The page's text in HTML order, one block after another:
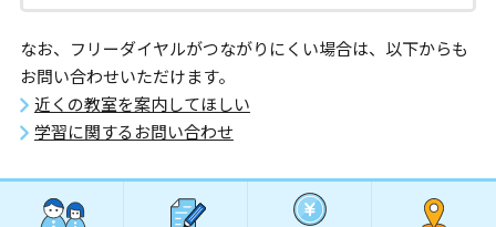
なお、フリーダイヤルがつながりにくい場合は、以下からも
お問い合わせいただけます。
近くの教室を案内してほしい
学習に関するお問い合わせ